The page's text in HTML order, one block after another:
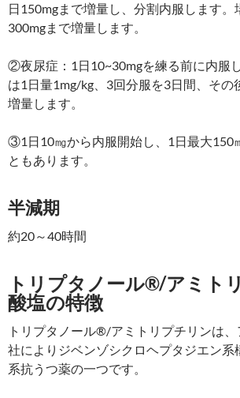
日150mgまで増量し、分割内服します。
300mgまで増量します。
②夜尿症：1日10~30mgを練る前に内服
は1日量1mg/kg、3回分服を3日間、その
増量します。
③1日10㎎から内服開始し、1日最大150
ともあります。
半減期
約20～40時間
トリプタノール®/アミト
酸塩の特徴
トリプタノール®/アミトリプチリンは
社によりジベンゾシクロヘプタジエン系
系抗うつ薬の一つです。